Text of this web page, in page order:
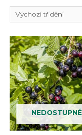
NEDOSTUPNÉ